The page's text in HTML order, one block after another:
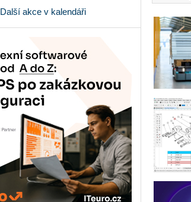
Další akce v kalendáři